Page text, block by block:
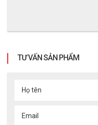
TƯ VẤN SẢN PHẨM
Họ tên
Email